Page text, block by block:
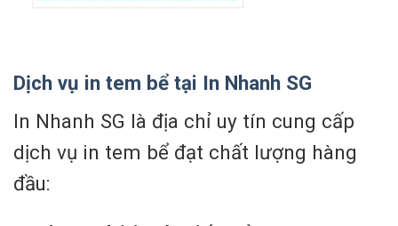
Dịch vụ in tem bể tại In Nhanh SG
In Nhanh SG là địa chỉ uy tín cung cấp
dịch vụ in tem bể đạt chất lượng hàng
đầu: